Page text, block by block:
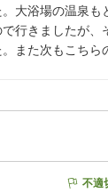
大浴場の温泉も
行きましたが、
また次もこちら
不適